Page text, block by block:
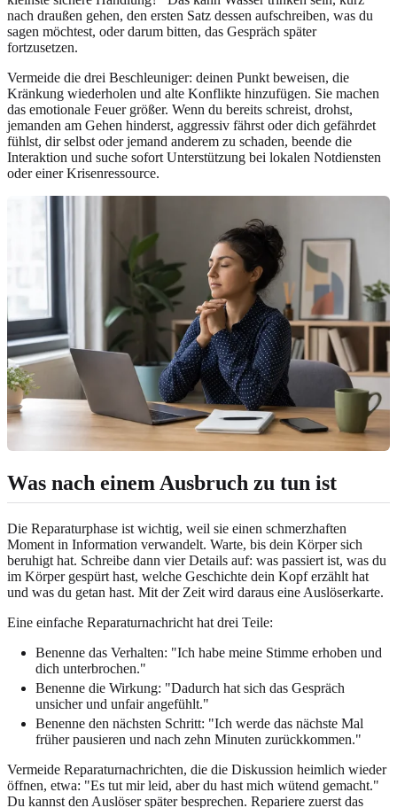
nach draußen gehen, den ersten Satz dessen aufschreiben, was du
sagen möchtest, oder darum bitten, das Gespräch später
fortzusetzen.
Vermeide die drei Beschleuniger: deinen Punkt beweisen, die
Kränkung wiederholen und alte Konflikte hinzufügen. Sie machen
das emotionale Feuer größer. Wenn du bereits schreist, drohst,
jemanden am Gehen hinderst, aggressiv fährst oder dich gefährdet
fühlst, dir selbst oder jemand anderem zu schaden, beende die
Interaktion und suche sofort Unterstützung bei lokalen Notdiensten
oder einer Krisenressource.
Was nach einem Ausbruch zu tun ist
Die Reparaturphase ist wichtig, weil sie einen schmerzhaften
Moment in Information verwandelt. Warte, bis dein Körper sich
beruhigt hat. Schreibe dann vier Details auf: was passiert ist, was du
im Körper gespürt hast, welche Geschichte dein Kopf erzählt hat
und was du getan hast. Mit der Zeit wird daraus eine Auslöserkarte.
Eine einfache Reparaturnachricht hat drei Teile:
Benenne das Verhalten: "Ich habe meine Stimme erhoben und
dich unterbrochen."
Benenne die Wirkung: "Dadurch hat sich das Gespräch
unsicher und unfair angefühlt."
Benenne den nächsten Schritt: "Ich werde das nächste Mal
früher pausieren und nach zehn Minuten zurückkommen."
Vermeide Reparaturnachrichten, die die Diskussion heimlich wieder
öffnen, etwa: "Es tut mir leid, aber du hast mich wütend gemacht."
Du kannst den Auslöser später besprechen. Repariere zuerst das